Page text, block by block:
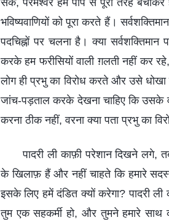
सके, परमेश्वर हमें पाप से पूरी तरह
भविष्यवाणियों को पूरा करते हैं।
पदचिह्नों पर चलना है। क्या
करके हम फरीसियों वाली ग़लती नहीं कर
लोग ही प्रभु का विरोध करते और उसे
जांच-पड़ताल करके देखना चाहिए कि उसके
करना ठीक नहीं, वरना क्या पता प्रभु का
पादरी ली काफ़ी परेशान दिखने लगे,
के खिलाफ़ हैं और नहीं चाहते कि हमारे
इसके लिए हमें दंडित क्यों करेगा? पादरी ली
तुम एक सहकर्मी हो, और तुमने हमारे साथ